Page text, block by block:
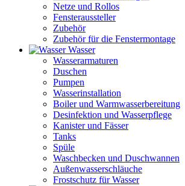
Netze und Rollos
Fensteraussteller
Zubehör
Zubehör für die Fenstermontage
Wasser
Wasserarmaturen
Duschen
Pumpen
Wasserinstallation
Boiler und Warmwasserbereitung
Desinfektion und Wasserpflege
Kanister und Fässer
Tanks
Spüle
Waschbecken und Duschwannen
Außenwasserschläuche
Frostschutz für Wasser